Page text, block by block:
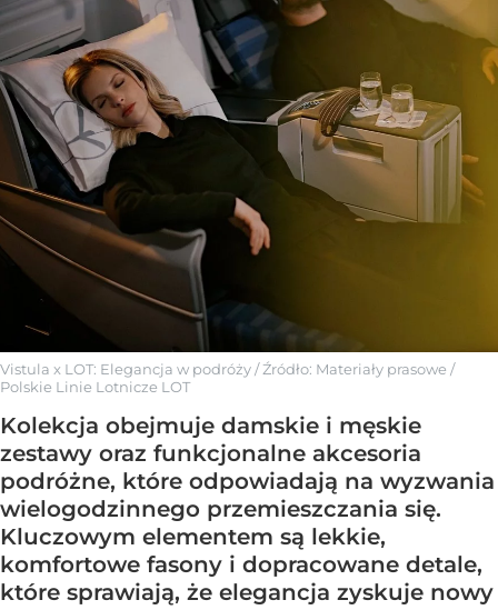
Vistula x LOT: Elegancja w podróży/ Źródło: Materiały prasowe /
Polskie Linie Lotnicze LOT
Kolekcja obejmuje damskie i męskie
zestawy oraz funkcjonalne akcesoria
podróżne, które odpowiadają na wyzwania
wielogodzinnego przemieszczania się.
Kluczowym elementem są lekkie,
komfortowe fasony i dopracowane detale,
które sprawiają, że elegancja zyskuje nowy